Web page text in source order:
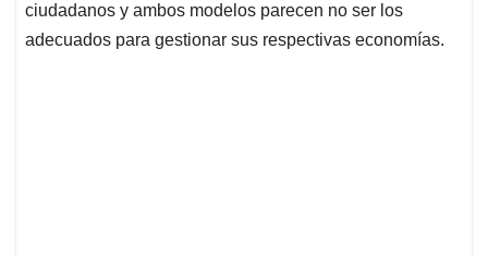
ciudadanos y ambos modelos parecen no ser los
adecuados para gestionar sus respectivas economías.